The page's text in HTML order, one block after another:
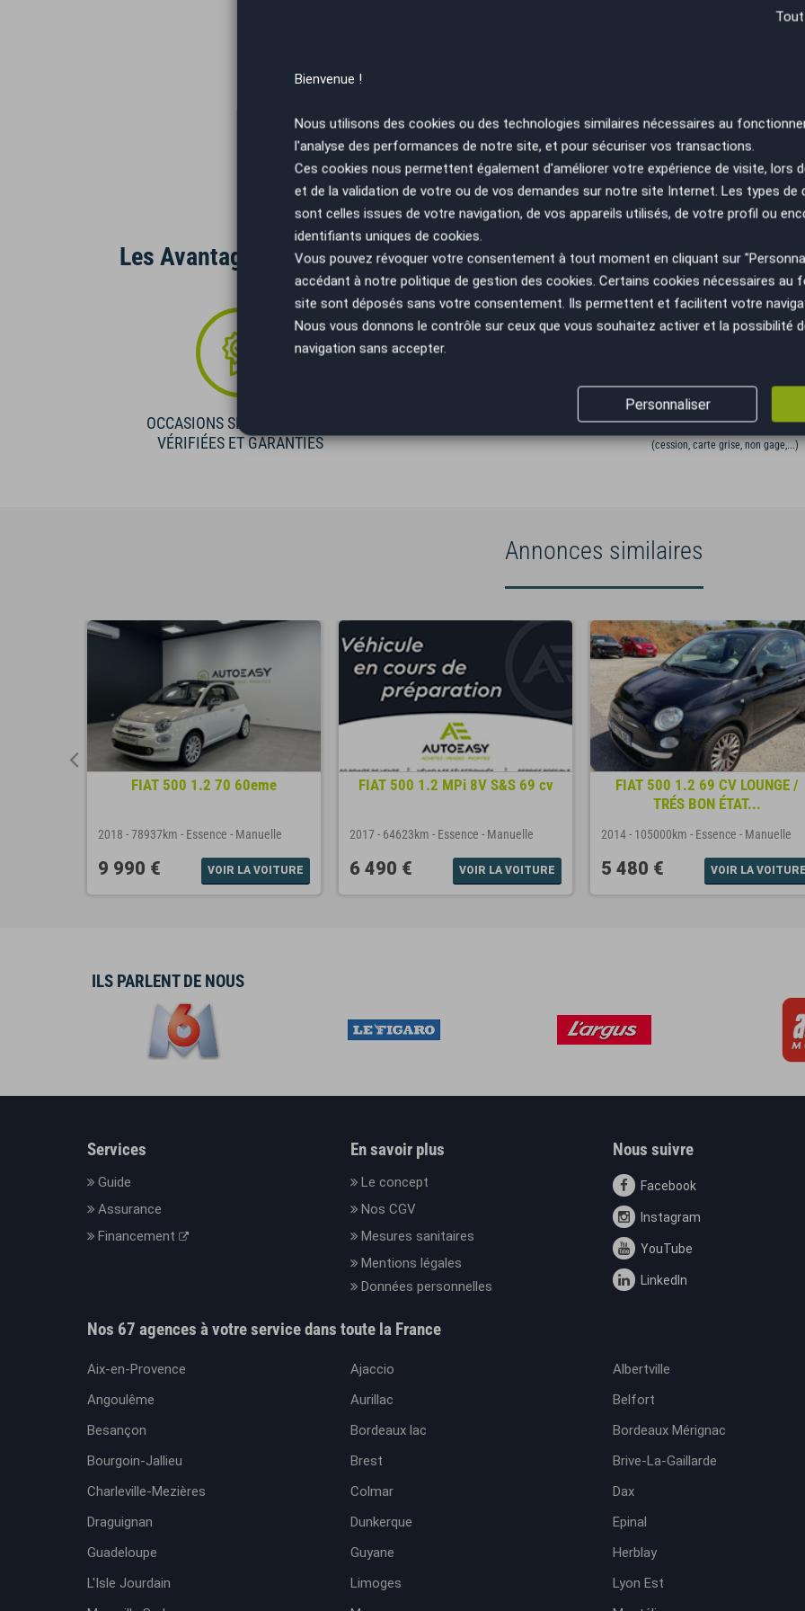
Les Avantages AutoEasy
OCCASIONS SÉLECTIONNÉES
VÉRIFIÉES ET GARANTIES
GESTION
(cession, carte grise, non gage,...)
Annonces similaires
FIAT 500 1.2 70 60eme
2018 -78937km - Essence - Manuelle
9 990 € VOIR LA VOITURE
FIAT 500 1.2 MPi 8V S&S 69 cv
2017- 64623km - Essence - Manuelle
6 490 € VOIR LA VOITURE
FIAT 500 1.2 69 CV LOUNGE /
TRÉS BON ÉTAT...
2014- 105000km - Essence - Manuelle
5 480 € VOIR LA VOITURE
ILS PARLENT DE NOUS
Services
Guide
Assurance
Financement
En savoir plus
Le concept
Nos CGV
Mesures sanitaires
Mentions légales
Données personnelles
Nous suivre
Facebook
Instagram
YouTube
LinkedIn
Nos 67 agences à votre service dans toute la France
Aix-en-Provence Ajaccio Albertville
Angoulême
Aurillac Belfort
Besançon
Bordeaux lac Bordeaux Mérignac
Bourgoin-Jallieu
Brest Brive-La-Gaillarde
Charleville-Mezières
Colmar Dax
Draguignan
Dunkerque Epinal
Guadeloupe
Guyane Herblay
L'Isle Jourdain
Limoges Lyon Est
Bienvenue !
Nous utilisons des cookies ou des technologies similaires nécessaires au
l'analyse des performances de notre site, et pour sécuriser vos transactions.
Ces cookies nous permettent également d'améliorer votre expérience de visite, lors
et de la validation de votre ou de vos demandes sur notre site Internet. Les types de
sont celles issues de votre navigation, de vos appareils utilisés, de votre profil ou
identifiants uniques de cookies.
Vous pouvez révoquer votre consentement à tout moment en cliquant sur
accédant à notre politique de gestion des cookies. Certains cookies nécessaires au
site sont déposés sans votre consentement. Ils permettent et facilitent votre
Nous vous donnons le contrôle sur ceux que vous souhaitez activer et la possibilité
navigation sans accepter.
Personnaliser